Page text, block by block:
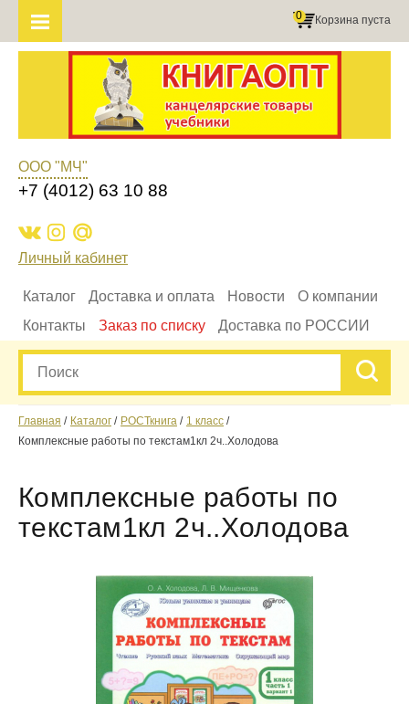
Корзина пуста
0
ООО "МЧ"
+7 (4012) 63 10 88
Личный кабинет
Каталог Доставка и оплата Новости
О компании
Контакты
Заказ по списку Доставка по РОССИИ
Главная Каталог РОСТкнига
1 класс
Комплексные работы по текстам1кл 2ч..Холодова
Комплексные работы по
текстам1кл 2ч..Холодова